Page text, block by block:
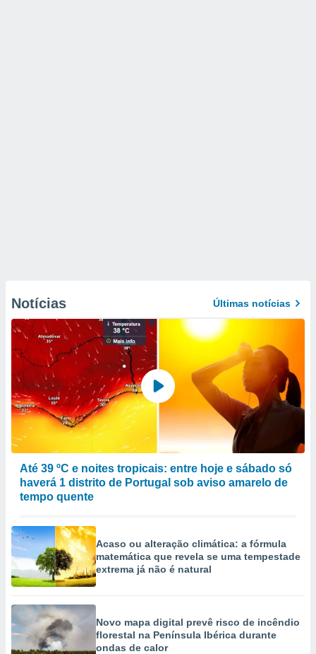
Notícias Últimas notícias
Até 39 ºC e noites tropicais: entre hoje e sábado só
haverá 1 distrito de Portugal sob aviso amarelo de
tempo quente
Acaso ou alteração climática: a fórmula
matemática que revela se uma tempestade
extrema já não é natural
Novo mapa digital prevê risco de incêndio
florestal na Península Ibérica durante
ondas de calor